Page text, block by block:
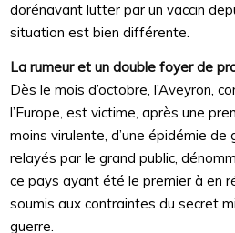
dorénavant lutter par un vaccin
situation est bien différente.
La rumeur et un double foyer de
Dès le mois d’octobre, l’Aveyron,
l’Europe, est victime, après une
moins virulente, d’une épidémie de
relayés par le grand public,
ce pays ayant été le premier à en
soumis aux contraintes du secret
guerre.